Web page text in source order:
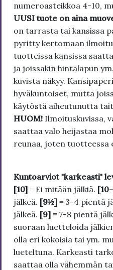
numeroasteikkoa 4-10,
UUSI tuote on aina
on tarrasta tai kansissa
pyritty kertomaan
tuotteissa kansissa
ja joissakin hintalapun
kuvista näkyy.
hyväkuntoiset, mutta
käytöstä aiheutunutta
HUOM! Ilmoituskuvissa,
saattaa valo heijastaa
reunaa, joten tuotteessa
Kuntoarviot "karkeasti"
[10] = Ei mitään jälkiä.
jälkeä. [9½] = 3-4 pientä
jälkeä. [9] = 7-8 pientä
suoraan luetteloida
olla eri kokoisia tai ym.
lueteltuna. Karkeasti
saattaa olla vähemmän